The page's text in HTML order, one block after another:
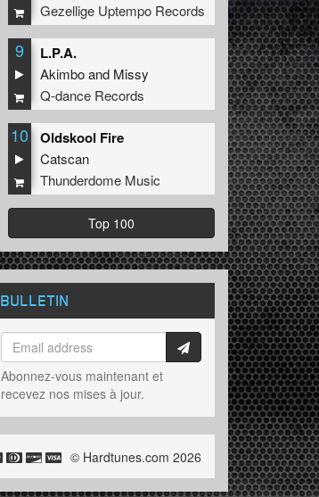
Gezellige Uptempo Records
9 L.P.A.
Akimboand Missy
Q-dance Records
10 Oldskool Fire
Catscan
Thunderdome Music
Top 100
BULLETIN
Abonnez-vous maintenant et
recevez nos mises à jour.
© Hardtunes.com 2026